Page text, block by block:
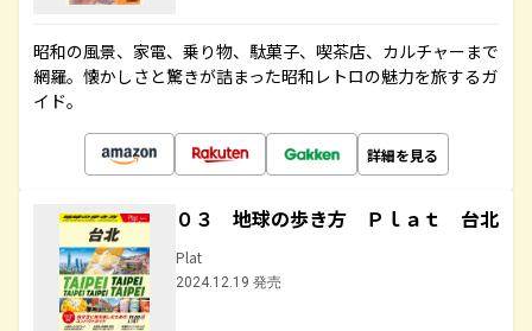
昭和の風景、家電、乗り物、駄菓子、喫茶店、カルチャーまで
網羅。懐かしさと驚きが詰まった昭和レトロの魅力を旅するガ
イド。
詳細を見る
０３ 地球の歩き方 Ｐｌａｔ 台北
Plat
2024.12.19 発売